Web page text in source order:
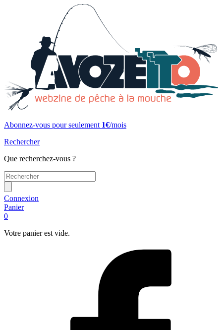
Abonnez-vous pour seulement 1€/mois
Rechercher
Que recherchez-vous ?
Connexion
Panier
0
Votre panier est vide.